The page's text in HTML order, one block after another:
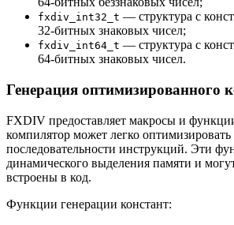
fxdiv_int32_t — структура с
32-битных знаковых чисел;
fxdiv_int64_t — структура с
64-битных знаковых чисел.
Генерация оптимизированного
FXDIV предоставляет макросы и
компилятор может легко
последовательности инструкций. Эти
динамического выделения памяти и
встроены в код.
Функции генерации констант: